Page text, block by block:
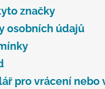
značky
osobních údajů
pro vrácení nebo